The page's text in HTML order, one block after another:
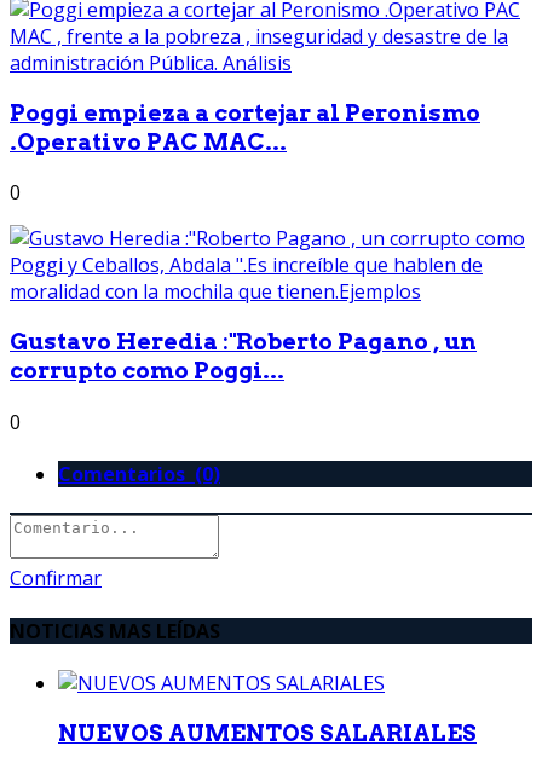
Poggi empieza a cortejar al Peronismo
.Operativo PAC MAC...
0
Gustavo Heredia :"Roberto Pagano , un
corrupto como Poggi...
0
Comentarios (0)
Confirmar
NOTICIAS MAS LEÍDAS
NUEVOS AUMENTOS SALARIALES